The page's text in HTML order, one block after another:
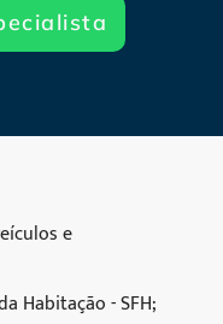
e
Habitação - SFH;